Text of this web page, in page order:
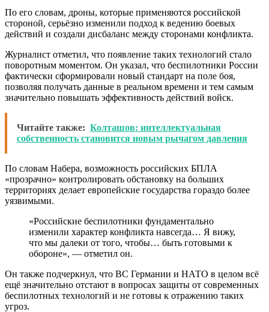
По его словам, дроны, которые применяются российской
стороной, серьёзно изменили подход к ведению боевых
действий и создали дисбаланс между сторонами конфликта.
Журналист отметил, что появление таких технологий стало
поворотным моментом. Он указал, что беспилотники России
фактически сформировали новый стандарт на поле боя,
позволяя получать данные в реальном времени и тем самым
значительно повышать эффективность действий войск.
Читайте также: Колташов: интеллектуальная
собственность становится новым рычагом давления
По словам Набера, возможность российских БПЛА
«прозрачно» контролировать обстановку на больших
территориях делает европейские государства гораздо более
уязвимыми.
«Российские беспилотники фундаментально
изменили характер конфликта навсегда… Я вижу,
что мы далеки от того, чтобы… быть готовыми к
обороне», — отметил он.
Он также подчеркнул, что ВС Германии и НАТО в целом всё
ещё значительно отстают в вопросах защиты от современных
беспилотных технологий и не готовы к отражению таких
угроз.